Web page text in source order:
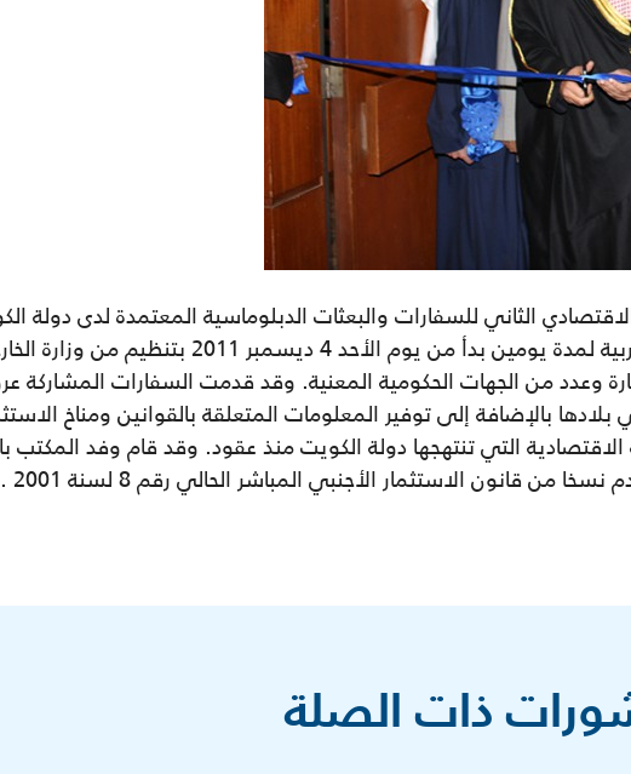
الثاني للسفارات والبعثات الدبلوماسية المعتمدة لدى دولة
أقيم في مقر الصندوق الكويتي للتنمية الاقتصادية العربية لمدة يومين بدأ من يوم الأحد 4 ديسمبر 2011
وعدد من الجهات الحكومية المعنية. وقد قدمت السفارات المشاركة
بالإضافة إلى توفير المعلومات المتعلقة بالقوانين ومناخ
التي تنتهجها دولة الكويت منذ عقود. وقد قام وفد المكتب
قانون الاستثمار الأجنبي المباشر الحالي رقم 8 لسنة 2001 .
ذات الصلة